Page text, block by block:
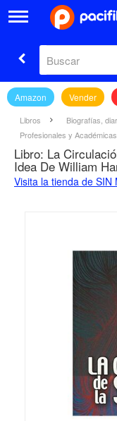
Amazon Vender
Libros
Biografías,
Profesionales y Académicas
Libro: La
Idea De William
Visita la tienda de SIN